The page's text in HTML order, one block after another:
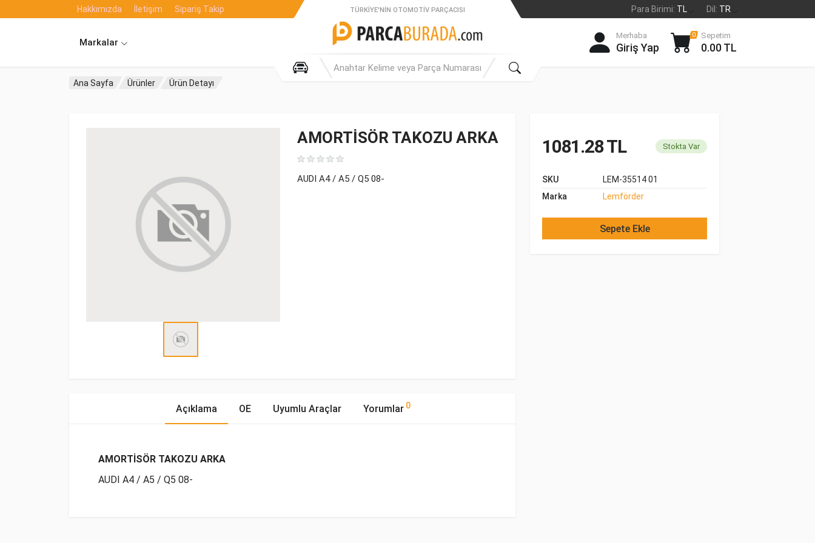
Hakkımızda İletişim Sipariş Takip Para Birimi: TL Dil: TR
Markalar
TÜRKIYE'NIN OTOMOTIV PARÇACISI
Merhaba
Giriş Yap
0 Sepetim
0.00 TL
Ana Sayfa Ürünler Ürün Detayı
AMORTİSÖR TAKOZU ARKA
AUDI A4 / A5 / Q5 08-
1081.28 TL Stokta Var
SKU
LEM-35514 01
Marka
Lemförder
Sepete Ekle
Açıklama OE Uyumlu Araçlar Yorumlar 0
AMORTİSÖR TAKOZU ARKA
AUDI A4 / A5 / Q5 08-